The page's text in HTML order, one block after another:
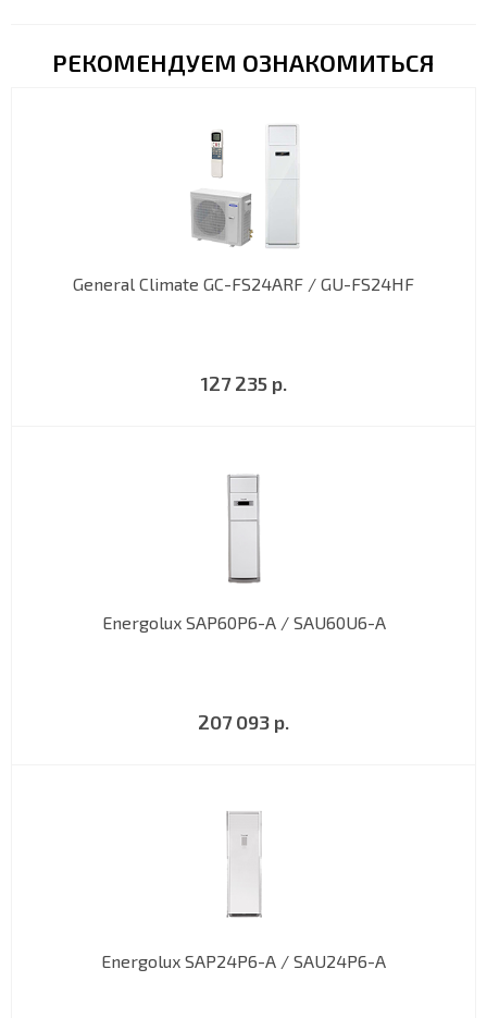
РЕКОМЕНДУЕМ ОЗНАКОМИТЬСЯ
General Climate GC-FS24ARF / GU-FS24HF
127 235 р.
Energolux SAP60P6-A / SAU60U6-A
207 093 р.
Energolux SAP24P6-A / SAU24P6-A